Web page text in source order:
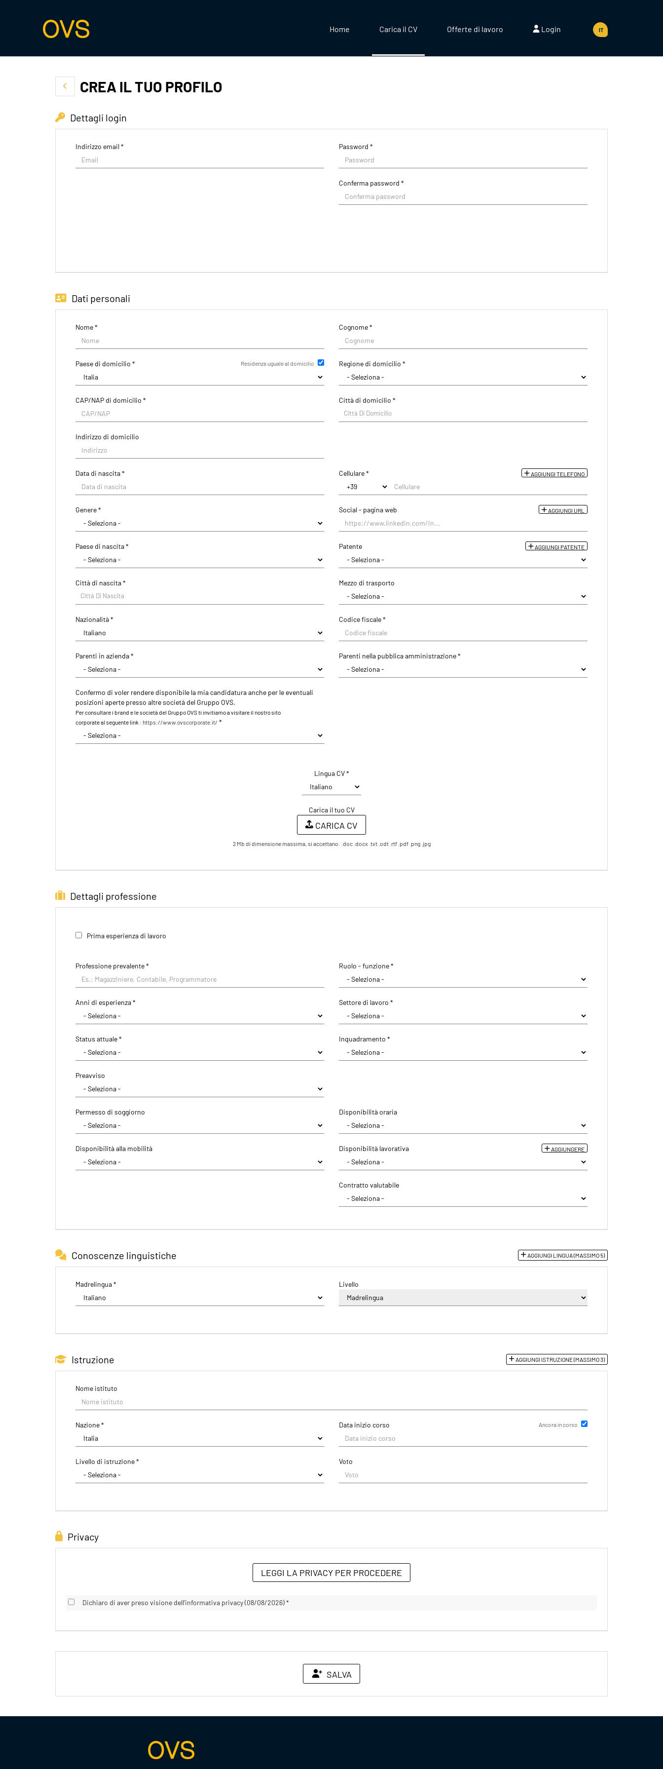
Home Carica il CV Offerte di lavoro Login IT
CREA IL TUO PROFILO
Dettagli login
Indirizzo email * Password *
Conferma password *
Dati personali
Nome * Cognome *
Paese di domicilio * Residenza uguale al domicilio Regione di domicilio *
CAP/NAP di domicilio * Città di domicilio *
Città Di Domicilio
Indirizzo di domicilio
Paese di residenza * Regione/Cantone di residenza *
CAP/NAP di residenza Città di residenza
Città Di Residenza
Indirizzo di residenza
Data di nascita *
Genere *
Paese di nascita *
Città di nascita *
Città Di Nascita
Nazionalità *
Parenti in azienda *
Confermo di voler rendere disponibile la mia candidatura anche per le eventuali
posizioni aperte presso altre società del Gruppo OVS.
Per consultare i brand e le società del Gruppo OVS ti invitiamo a visitare il nostro sito
corporate al seguente link : https://www.ovscorporate.it/ *
Cellulare * AGGIUNGI TELEFONO
Social - pagina web AGGIUNGI URL
Patente AGGIUNGI PATENTE
Mezzo di trasporto
Codice fiscale *
Parenti nella pubblica amministrazione *
Lingua CV *
Carica il tuo CV
CARICA CV
2 Mb di dimensione massima, si accettano: .doc .docx .txt .odt .rtf .pdf .png .jpg
Dettagli professione
Prima esperienza di lavoro
Professione prevalente* Ruolo - funzione *
Anni di esperienza *
Status attuale *
Preavviso
Settore di lavoro *
Inquadramento *
Permesso di soggiorno
Disponibilità alla mobilità
Disponibilità oraria
Disponibilità lavorativa AGGIUNGERE
Contratto valutabile
Conoscenze linguistiche AGGIUNGI LINGUA (MASSIMO 5)
Madrelingua * Livello
Istruzione AGGIUNGI ISTRUZIONE (MASSIMO 3)
Nome istituto
Nazione *
Livello di istruzione *
Data inizio corso Ancora in corso
Data di rilascio del titolo
Voto
Privacy
LEGGI LA PRIVACY PER PROCEDERE
Dichiaro di aver preso visione dell’informativa privacy (08/08/2026) *
SALVA